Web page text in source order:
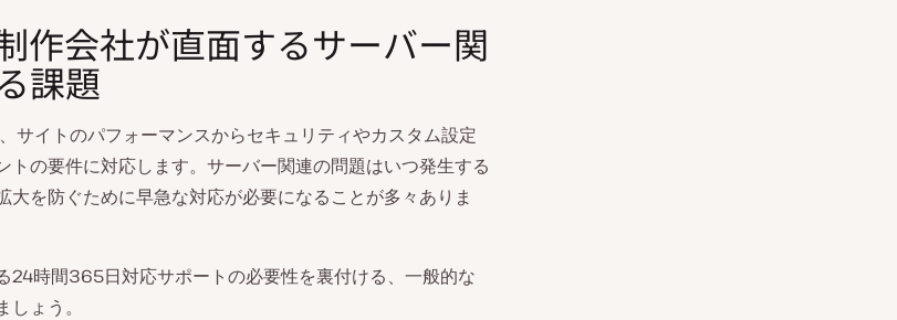
作会社が直面するサーバー関
課題
サイトのパフォーマンスからセキュリティやカスタム設定
トの要件に対応します。サーバー関連の問題はいつ発生する
大を防ぐために早急な対応が必要になることが多々ありま
24時間365日対応サポートの必要性を裏付ける、一般的な
ょう。